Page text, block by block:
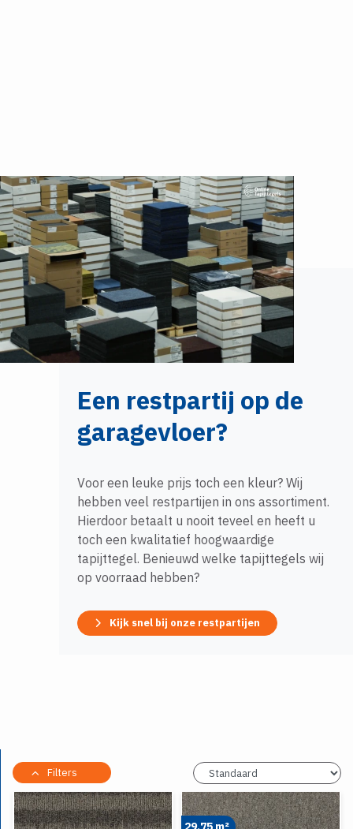
Een restpartij op de
garagevloer?
Voor een leuke prijs toch een kleur? Wij
hebben veel restpartijen in ons assortiment.
Hierdoor betaalt u nooit teveel en heeft u
toch een kwalitatief hoogwaardige
tapijttegel. Benieuwd welke tapijttegels wij
op voorraad hebben?
Kijk snel bij onze restpartijen
Filters